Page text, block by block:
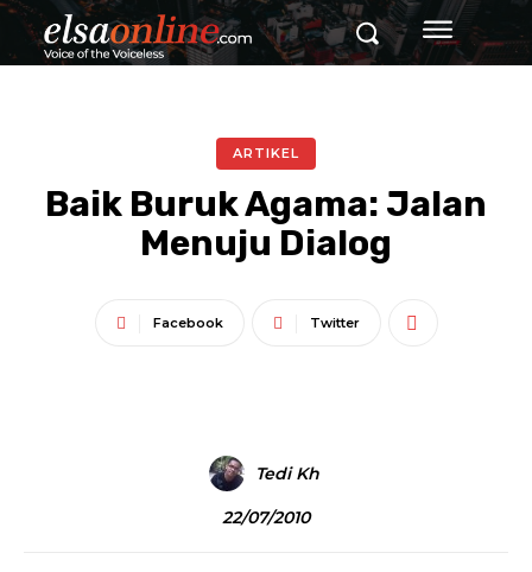
ARTIKEL
Baik Buruk Agama: Jalan
Menuju Dialog
Facebook Twitter
Tedi Kh
22/07/2010